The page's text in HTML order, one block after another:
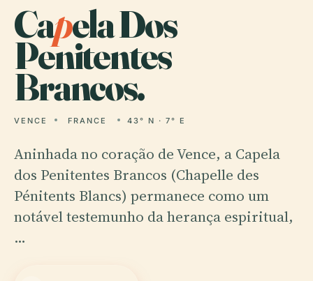
Capela Dos
Penitentes
Brancos.
VENCE FRANCE 43° N · 7° E
Aninhada no coração de Vence, a Capela
dos Penitentes Brancos (Chapelle des
Pénitents Blancs) permanece como um
notável testemunho da herança espiritual,
…